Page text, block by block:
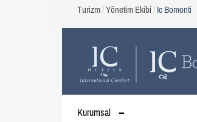
Turizm Yönetim Ekibi Ic Bomonti
Kurumsal